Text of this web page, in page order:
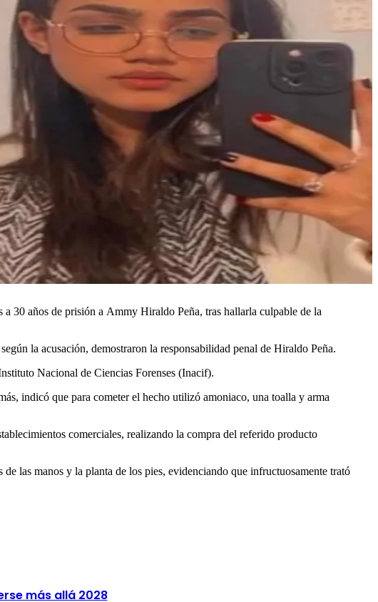
30 años de prisión a Ammy Hiraldo Peña, tras hallarla culpable de la
la acusación, demostraron la responsabilidad penal de Hiraldo Peña.
Nacional de Ciencias Forenses (Inacif).
indicó que para cometer el hecho utilizó amoniaco, una toalla y arma
comerciales, realizando la compra del referido producto
las manos y la planta de los pies, evidenciando que infructuosamente trató
más allá 2028